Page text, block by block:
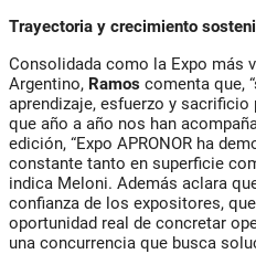
Trayectoria y crecimiento
Consolidada como la Expo más
Argentino, Ramos comenta que,
aprendizaje, esfuerzo y
que año a año nos han
edición, “Expo APRONOR ha
constante tanto en superficie
indica Meloni. Además aclara
confianza de los expositores,
oportunidad real de concretar
una concurrencia que busca